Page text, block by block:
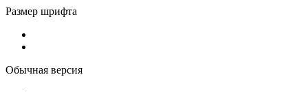
Размер шрифта
Обычная версия